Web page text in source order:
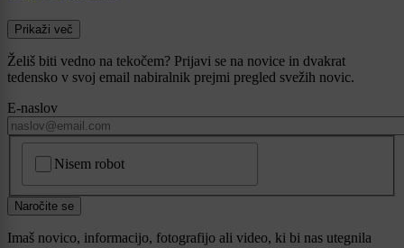
Prikaži več
Želiš biti vedno na tekočem? Prijavi se na novice in dvakrat
tedensko v svoj email nabiralnik prejmi pregled svežih novic.
E-naslov
Nisem robot
Naročite se
Imaš novico, informacijo, fotografijo ali video, ki bi nas utegnila